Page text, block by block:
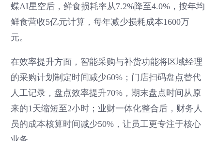
蝶AI星空后，鲜食损耗率从7.2%降至4.0%，按年均
鲜食营收5亿元计算，每年减少损耗成本1600万
元。
在效率提升方面，智能采购与补货功能将区域经理
的采购计划制定时间减少60%；门店扫码盘点替代
人工记录，盘点效率提升70%，期末盘点时间从原
来的1天缩短至2小时；业财一体化整合后，财务人
员的成本核算时间减少50%，让员工更专注于核心